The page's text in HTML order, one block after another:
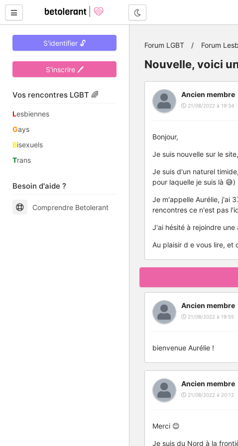
S'identifier 🔓
S'inscrire 🖊
Vos rencontres LGBT 🌈
Lesbiennes
Gays
Bisexuels
Trans
Besoin d'aide ?
Comprendre Betolerant
Forum LGBT Forum
Nouvelle, voici
Ancien membre
21/08/2022 à 19:34
Bonjour,
Je suis nouvelle sur le
Je suis d'un naturel
pour laquelle je suis là 😅)
Je m'appelle Aurélie, j'ai
rencontres ce n'est pas
J'ai hésité à rejoindre une
Au plaisir d e vous lire, et
Ancien membre
21/08/2022 à 19:55
bienvenue Aurélie !
Ancien membre
21/08/2022 à 20:12
Merci 😊
Je suis du Nord à la